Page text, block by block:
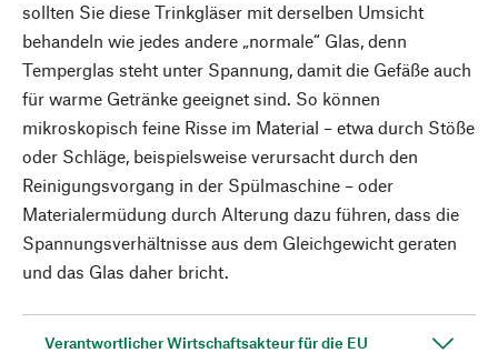
sollten Sie diese Trinkgläser mit derselben Umsicht
behandeln wie jedes andere „normale“ Glas, denn
Temperglas steht unter Spannung, damit die Gefäße auch
für warme Getränke geeignet sind. So können
mikroskopisch feine Risse im Material – etwa durch Stöße
oder Schläge, beispielsweise verursacht durch den
Reinigungsvorgang in der Spülmaschine – oder
Materialermüdung durch Alterung dazu führen, dass die
Spannungsverhältnisse aus dem Gleichgewicht geraten
und das Glas daher bricht.
Verantwortlicher Wirtschaftsakteur für die EU